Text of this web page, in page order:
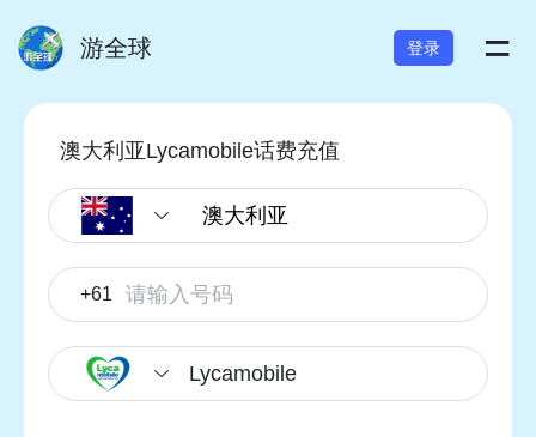
游全球 登录 =
澳大利亚Lycamobile话费充值
+61
Lycamobile